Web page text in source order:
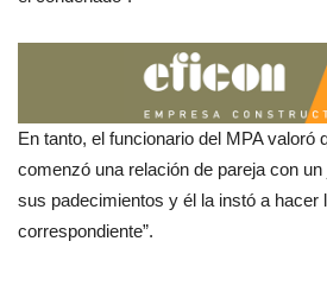
En tanto, el funcionario del MPA valoró
comenzó una relación de pareja con
sus padecimientos y él la instó a hacer
correspondiente”.